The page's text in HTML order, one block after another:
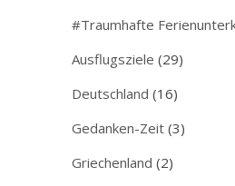
#Traumhafte
Ausflugsziele (29)
Deutschland (16)
Gedanken-Zeit (3)
Griechenland (2)